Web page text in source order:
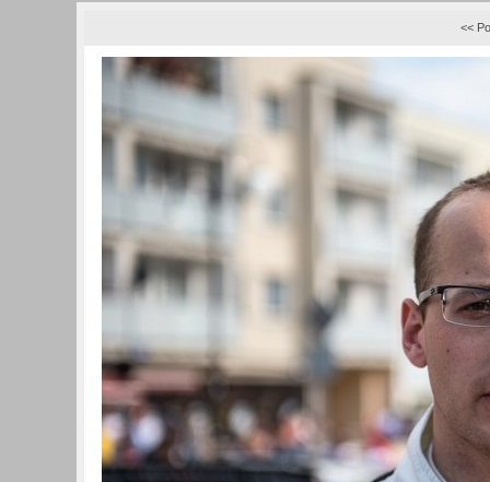
<<